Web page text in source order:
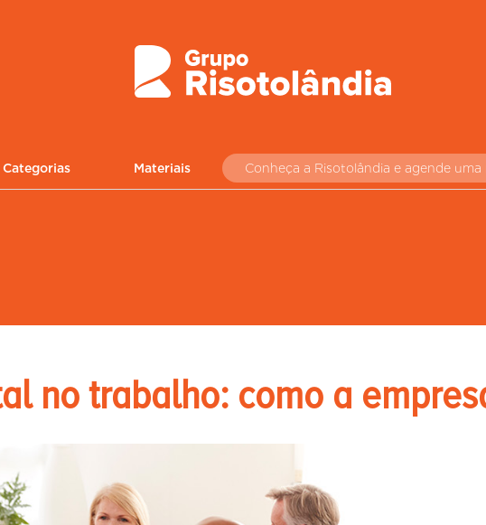
Categorias Materiais Conheça a Risotolândia e agende uma
no trabalho: como a